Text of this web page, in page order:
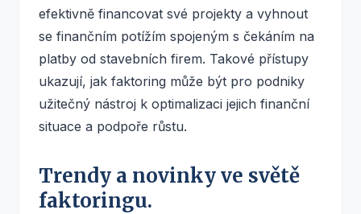
efektivně financovat své projekty a vyhnout
se finančním potížím spojeným s čekáním na
platby od stavebních firem. Takové přístupy
ukazují, jak faktoring může být pro podniky
užitečný nástroj k optimalizaci jejich finanční
situace a podpoře růstu.
Trendy a novinky ve světě
faktoringu.